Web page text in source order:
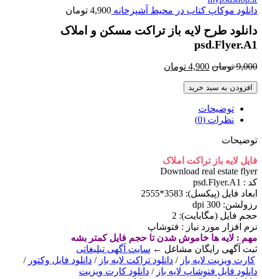
دانلود موکاپ کتاب در محیط آشپزخانه 4,900 تومان
دانلود طرح لايه باز تراکت مسکن و املاک
psd.Flyer.A1
9,000 تومان قیمت
9,000 تومان
4,900 تومان
افزودن به سبد خرید
توضیحات
نظرات (0)
توضیحات
فایل لايه باز تراکت املاک
Download real estate flyer
کد : psd.Flyer.A1
ابعاد فايل (پيکسل): 3583*2555
رزولشن: 300 dpi
حجم فايل (مگابايت): 2
نرم افزار مورد نياز : فتوشاپ
مهم : لایه ها خاموش شدن تا حجم فایل کمتر بشه
ثبت آگهی رایگان مشاغل ← سایت آگهی تبلیغاتی
کارت ویزیت لایه باز / دانلود تراکت لایه باز / دانلود فایل وکتور /
دانلود فایل فتوشاپ لایه باز / دانلود کارت ویزیت